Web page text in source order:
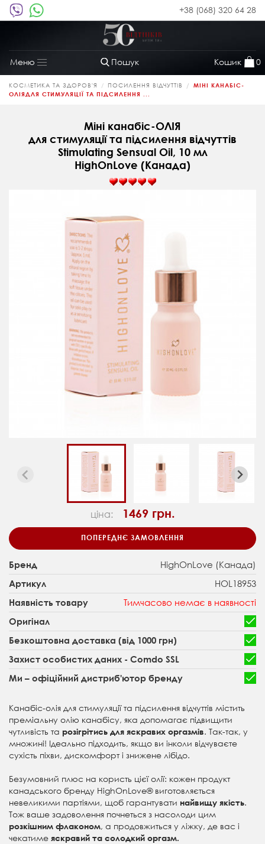
+38 (068) 320 64 28
Пошук Кошик 0
Меню
Toggle
navigation
КОСМЕТИКА ТА ЗДОРОВ'Я ПОСИЛЕННЯ ВІДЧУТТІВ
МІНІ КАНАБІС-
ОЛІЯДЛЯ СТИМУЛЯЦІЇ ТА ПІДСИЛЕННЯ ...
Міні канабіс-ОЛІЯ
для стимуляції та підсилення відчуттів
Stimulating Sensual Oil, 10 мл
HighOnLove (Канада)
ціна: 1469 грн.
ПОПЕРЕДНЄ ЗАМОВЛЕННЯ
Бренд HighOnLove (Канада)
Артикул HOL18953
Наявність товару Тимчасово немає в наявності
Оригінал
Безкоштовна доставка (від 1000 грн)
Захист особистих даних - Comdo SSL
Ми – офіційний дистриб'ютор бренду
Канабіс-олія для стимуляції та підсилення відчуттів містить
преміальну олію канабісу, яка допомагає підвищити
чутливість та розігрітись для яскравих оргазмів. Так-так, у
множині! Ідеально підходить, якщо ви інколи відчуваєте
сухість піхви, дискомфорт і знижене лібідо.
Безумовний плюс на користь цієї олії: кожен продукт
канадського бренду HighOnLove® виготовляється
невеликими партіями, щоб гарантувати найвищу якість.
Тож ваше задоволення почнеться з насолоди цим
розкішним флаконом, а продовжиться у ліжку, де вас і
чекатиме яскравий та солодкий оргазм.